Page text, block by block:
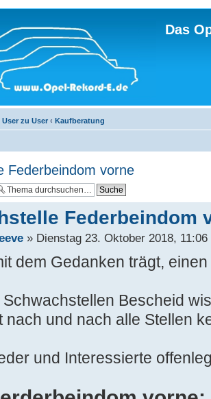
Das
User zu User ‹ Kaufberatung
Federbeindom vorne
Federbeindom
» Dienstag 23. Oktober 2018, 11:06
dem Gedanken trägt,
Bescheid
nach und nach alle Stellen
und Interessierte